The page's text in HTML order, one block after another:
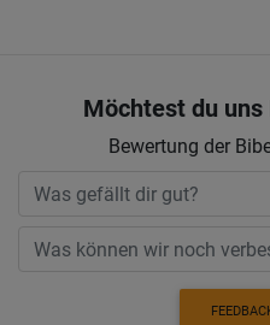
Möchtest du uns
Bewertung der